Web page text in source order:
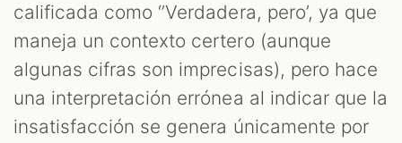
calificada como ‘’Verdadera, pero’, ya que
maneja un contexto certero (aunque
algunas cifras son imprecisas), pero hace
una interpretación errónea al indicar que la
insatisfacción se genera únicamente por